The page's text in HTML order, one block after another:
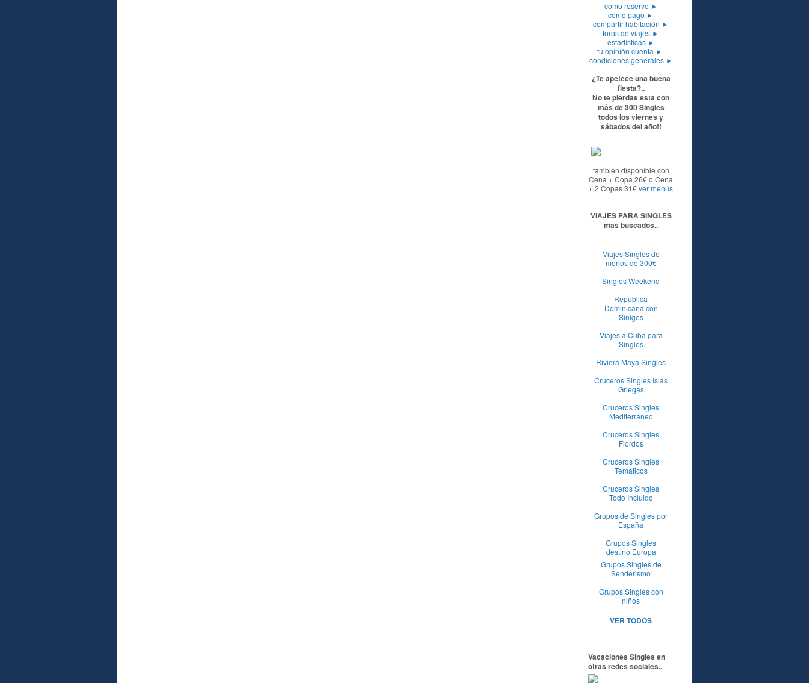
como reservo ►
como pago ►
compartir habitación ►
foros de viajes ►
estadísticas ►
tu opinión cuenta ►
condiciones generales ►
¿Te apetece una buena
fiesta?..
No te pierdas esta con
más de 300 Singles
todos los viernes y
sábados del año!!
también disponible con
Cena + Copa 26€ o Cena
+ 2 Copas 31€ver menús
VIAJES PARA SINGLES
mas buscados..
Viajes Singles de
menos de 300€
Singles Weekend
República
Dominicana con
Sinlges
Viajes a Cuba para
Singles
Riviera Maya Singles
Cruceros Singles Islas
Griegas
Cruceros Singles
Mediterráneo
Cruceros Singles
Fiordos
Cruceros Singles
Temáticos
Cruceros Singles
Todo Incluido
Grupos de Singles por
España
Grupos Singles
destino Europa
Grupos Singles de
Senderismo
Grupos Singles con
niños
VER TODOS
Vacaciones Singles en
otras redes sociales..